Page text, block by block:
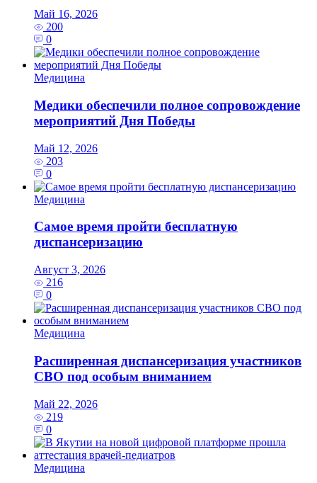
Май 16, 2026
200
0
Медицина
Медики обеспечили полное сопровождение
мероприятий Дня Победы
Май 12, 2026
203
0
Медицина
Самое время пройти бесплатную
диспансеризацию
Август 3, 2026
216
0
Медицина
Расширенная диспансеризация участников
СВО под особым вниманием
Май 22, 2026
219
0
Медицина